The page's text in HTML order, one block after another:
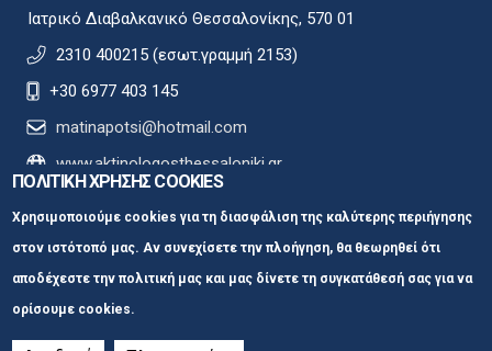
Ιατρικό Διαβαλκανικό Θεσσαλονίκης, 570 01
2310 400215 (εσωτ.γραμμή 2153)
+30 6977 403 145
matinapotsi@hotmail.com
www.aktinologosthessaloniki.gr
Ακτινολόγος Μαστού Θεσσαλονίκη |
ιστοσελίδων Istology | Web & Marketing Solutions
ΠΟΛΙΤΙΚΗ ΧΡΗΣΗΣ COOKIES
Χρησιμοποιούμε cookies για τη διασφάλιση της καλύτερης περιήγησης
στον ιστότοπό μας. Αν συνεχίσετε την πλοήγηση, θα θεωρηθεί ότι
αποδέχεστε την πολιτική μας και μας δίνετε τη συγκατάθεσή σας για να
ορίσουμε cookies.